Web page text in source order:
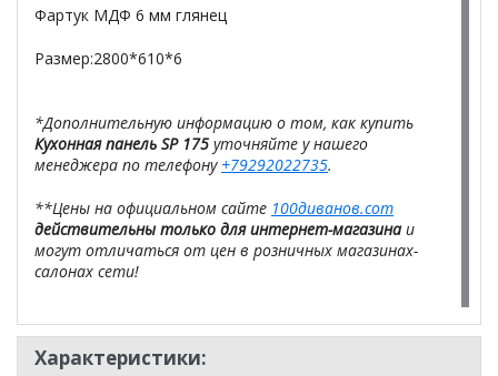
Фартук МДФ 6 мм глянец
Размер:2800*610*6
*Дополнительную информацию о том, как купить
Кухонная панель SP 175 уточняйте у нашего
менеджера по телефону +79292022735.
**Цены на официальном сайте 100диванов.com
действительны только для интернет-магазинаи
могут отличаться от цен в розничных магазинах-
салонах сети!
Характеристики: